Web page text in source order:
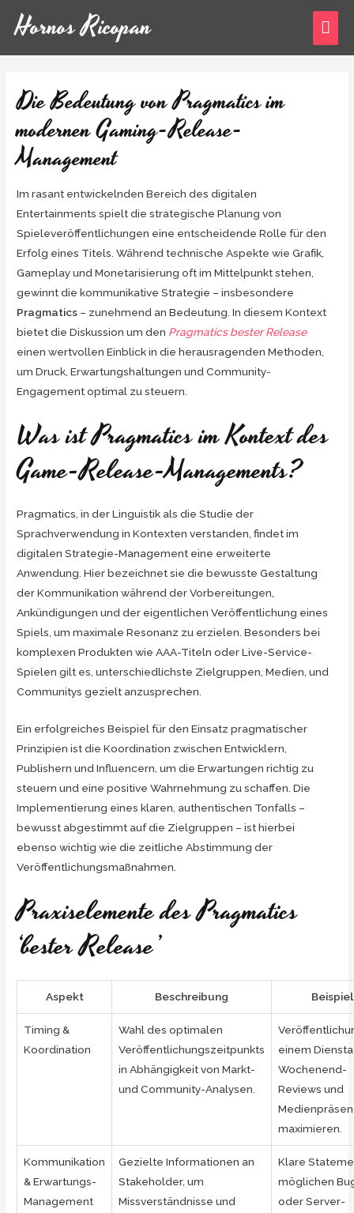
Hornos Ricopan
Die Bedeutung von Pragmatics im
modernen Gaming-Release-
Management
Im rasant entwickelnden Bereich des digitalen
Entertainments spielt die strategische Planung von
Spieleveröffentlichungen eine entscheidende Rolle für den
Erfolg eines Titels. Während technische Aspekte wie Grafik,
Gameplay und Monetarisierung oft im Mittelpunkt stehen,
gewinnt die kommunikative Strategie – insbesondere
Pragmatics – zunehmend an Bedeutung. In diesem Kontext
bietet die Diskussion um den Pragmatics bester Release
einen wertvollen Einblick in die herausragenden Methoden,
um Druck, Erwartungshaltungen und Community-
Engagement optimal zu steuern.
Was ist Pragmatics im Kontext des
Game-Release-Managements?
Pragmatics, in der Linguistik als die Studie der
Sprachverwendung in Kontexten verstanden, findet im
digitalen Strategie-Management eine erweiterte
Anwendung. Hier bezeichnet sie die bewusste Gestaltung
der Kommunikation während der Vorbereitungen,
Ankündigungen und der eigentlichen Veröffentlichung eines
Spiels, um maximale Resonanz zu erzielen. Besonders bei
komplexen Produkten wie AAA-Titeln oder Live-Service-
Spielen gilt es, unterschiedlichste Zielgruppen, Medien, und
Communitys gezielt anzusprechen.
Ein erfolgreiches Beispiel für den Einsatz pragmatischer
Prinzipien ist die Koordination zwischen Entwicklern,
Publishern und Influencern, um die Erwartungen richtig zu
steuern und eine positive Wahrnehmung zu schaffen. Die
Implementierung eines klaren, authentischen Tonfalls –
bewusst abgestimmt auf die Zielgruppen – ist hierbei
ebenso wichtig wie die zeitliche Abstimmung der
Veröffentlichungsmaßnahmen.
Praxiselemente des Pragmatics
‘bester Release’
Aspekt Beschreibung Beispiel
Timing &
Koordination
Wahl des optimalen
Veröffentlichungszeitpunkts
in Abhängigkeit von Markt-
und Community-Analysen.
einem
Wochenend-
Reviews und
maximieren.
Kommunikation
& Erwartungs-
Management
Gezielte Informationen an
Stakeholder, um
Missverständnisse und
Klare
möglichen
oder Server-